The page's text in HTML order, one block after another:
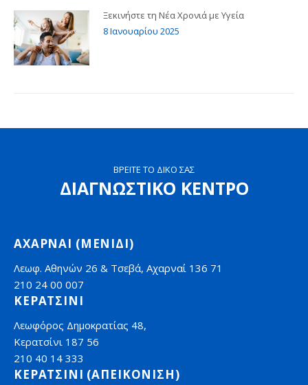
Ξεκινήστε τη Νέα Χρονιά με Υγεία
8 Ιανουαρίου 2025
ΒΡΕΙΤΕ ΤΟ ΔΙΚΟ ΣΑΣ
ΔΙΑΓΝΩΣΤΙΚΟ ΚΕΝΤΡΟ
ΑΧΑΡΝΑΙ (ΜΕΝΙΔΙ)
Λεωφ. Αθηνών 26 & Τσεβά, Αχαρναί 136 71
210 24 00 007
ΚΕΡΑΤΣΙΝΙ
Λεωφόρος Δημοκρατίας 48,
Κερατσίνι 187 56
210 40 14 333
ΚΕΡΑΤΣΙΝΙ (ΑΠΕΙΚΟΝΙΣΗ)